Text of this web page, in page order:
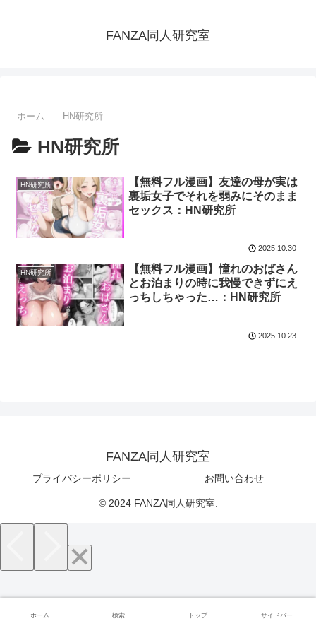
FANZA同人研究室
ホーム HN研究所
HN研究所
HN研究所
【無料フル漫画】友達の母が実は
裏垢女子でそれを弱みにそのまま
セックス：HN研究所
2025.10.30
HN研究所
【無料フル漫画】憧れのおばさん
とお泊まりの時に我慢できずにえ
っちしちゃった…：HN研究所
2025.10.23
FANZA同人研究室
プライバシーポリシー お問い合わせ
© 2024 FANZA同人研究室.
ホーム 検索 トップ サイドバー